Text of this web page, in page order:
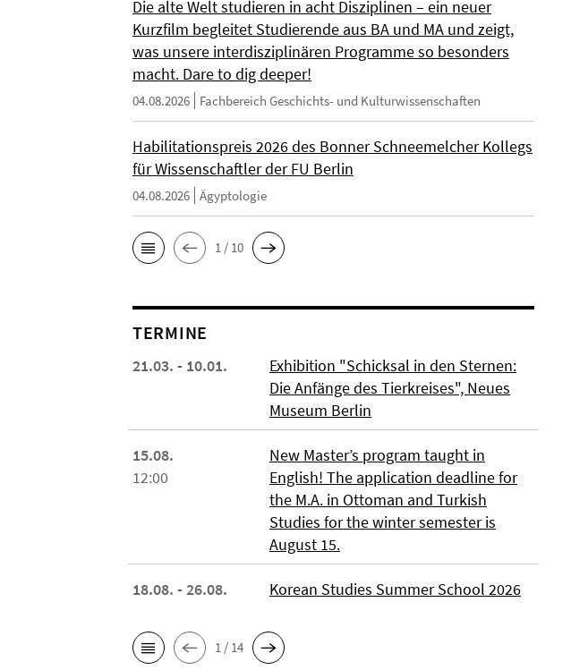
Die alte Welt studieren in acht Disziplinen – ein neuer
Kurzfilm begleitet Studierende aus BA und MA und zeigt,
was unsere interdisziplinären Programme so besonders
macht. Dare to dig deeper!
04.08.2026 Fachbereich Geschichts- und Kulturwissenschaften
Habilitationspreis 2026 des Bonner Schneemelcher Kollegs
für Wissenschaftler der FU Berlin
04.08.2026 Ägyptologie
1 / 10
TERMINE
21.03. - 10.01.
Exhibition "Schicksal in den Sternen:
Die Anfänge des Tierkreises", Neues
Museum Berlin
15.08.
12:00
New Master’s program taught in
English! The application deadline for
the M.A. in Ottoman and Turkish
Studies for the winter semester is
August 15.
18.08. - 26.08. Korean Studies Summer School 2026
1 / 14